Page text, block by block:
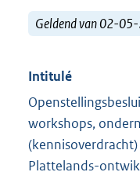
Geldend van 02-
Intitulé
workshops,
Plattelands-